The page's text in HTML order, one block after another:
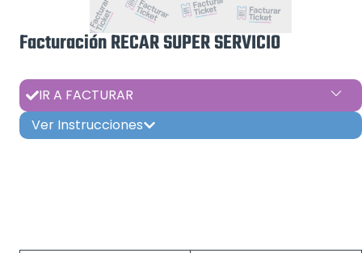
Facturación RECAR SUPER SERVICIO
IR A FACTURAR
Ver Instrucciones